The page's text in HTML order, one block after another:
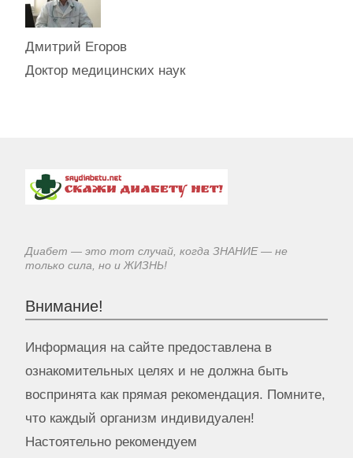
Дмитрий Егоров
Доктор медицинских наук
Диабет — это тот случай, когда ЗНАНИЕ — не
только сила, но и ЖИЗНЬ!
Внимание!
Информация на сайте предоставлена в
ознакомительных целях и не должна быть
воспринята как прямая рекомендация. Помните,
что каждый организм индивидуален!
Настоятельно рекомендуем